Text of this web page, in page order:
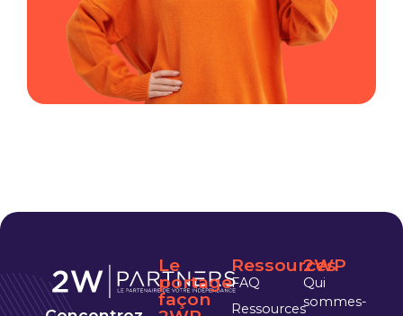
Le
portage
façon
Ressources
FAQ
Ressources
2WP
Qui
sommes-